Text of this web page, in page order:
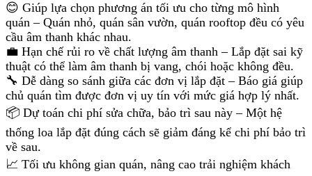
😊 Giúp lựa chọn phương án tối ưu cho từng mô hình
quán – Quán nhỏ, quán sân vườn, quán rooftop đều có yêu
cầu âm thanh khác nhau.
💼 Hạn chế rủi ro về chất lượng âm thanh – Lắp đặt sai kỹ
thuật có thể làm âm thanh bị vang, chói hoặc không đều.
🔧 Dễ dàng so sánh giữa các đơn vị lắp đặt – Báo giá giúp
chủ quán tìm được đơn vị uy tín với mức giá hợp lý nhất.
📦 Dự toán chi phí sửa chữa, bảo trì sau này – Một hệ
thống loa lắp đặt đúng cách sẽ giảm đáng kể chi phí bảo trì
về sau.
📈 Tối ưu không gian quán, nâng cao trải nghiệm khách